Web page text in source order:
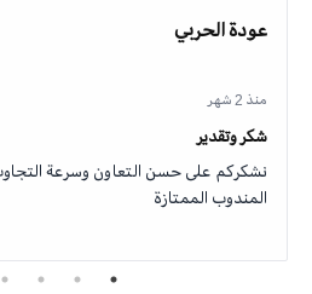
عودة الحربي
منذ 2 شهر
شكر وتقدير
نشكركم على حسن التعاون وسرعة
المندوب الممتازة